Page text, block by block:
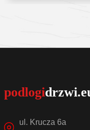
ul. Krucza 6a